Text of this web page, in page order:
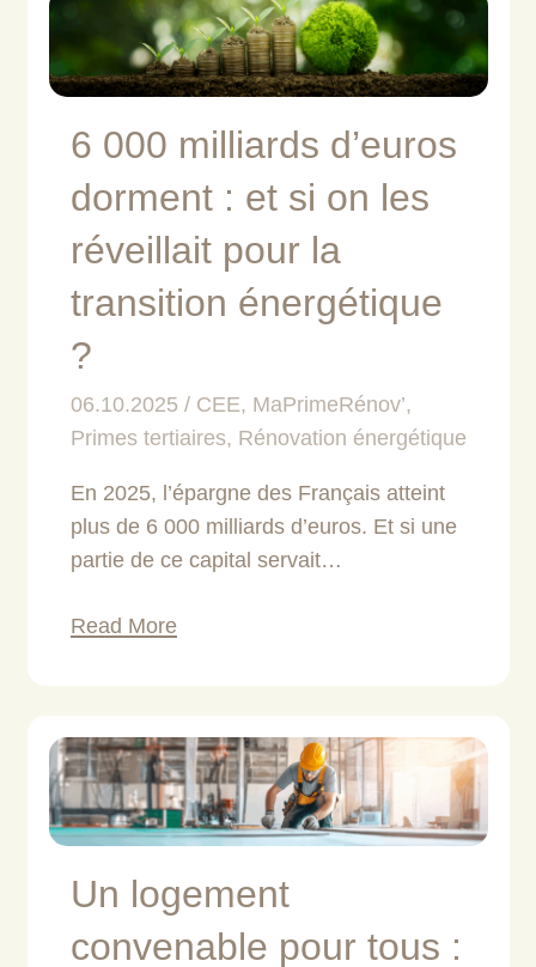
6 000 milliards d’euros
dorment : et si on les
réveillait pour la
transition énergétique
?
06.10.2025 CEE, MaPrimeRénov’,
Primes tertiaires, Rénovation énergétique
En 2025, l’épargne des Français atteint
plus de 6 000 milliards d’euros. Et si une
partie de ce capital servait…
Read More
Un logement
convenable pour tous :